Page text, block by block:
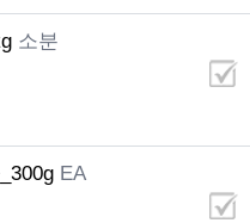
소분
EA